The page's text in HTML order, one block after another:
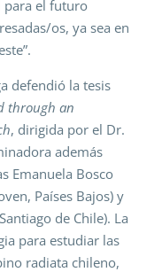
para el futuro
os, ya sea en
defendió la tesis
through an
, dirigida por el Dr.
además
Emanuela Bosco
Países Bajos) y
de Chile). La
para estudiar las
radiata chileno,